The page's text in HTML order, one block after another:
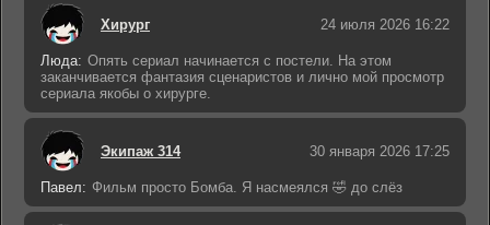
Хирург 24 июля 2026 16:22
Люда: Опять сериал начинается с постели. На этом
заканчивается фантазия сценаристов и лично мой просмотр
сериала якобы о хирурге.
Экипаж 314 30 января 2026 17:25
Павел: Фильм просто Бомба. Я насмеялся 🤣 до слёз